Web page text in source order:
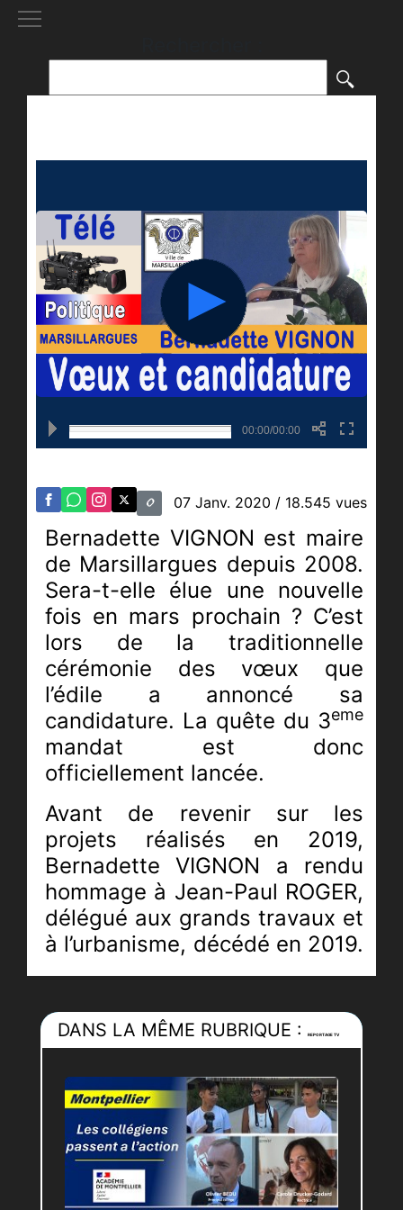
00:00/00:00
07 Janv. 2020 / 18.545 vues
Bernadette VIGNON est maire
de Marsillargues depuis 2008.
Sera-t-elle élue une nouvelle
fois en mars prochain ? C’est
lors de la traditionnelle
cérémonie des vœux que
l’édile a annoncé sa
candidature. La quête du 3eme
mandat est donc
officiellement lancée.
Avant de revenir sur les
projets réalisés en 2019,
Bernadette VIGNON a rendu
hommage à Jean-Paul ROGER,
délégué aux grands travaux et
à l’urbanisme, décédé en 2019.
Avec émotion elle en a dressé
Comme chaque année pour
village, un diaporama a été
projeté.L’on retiendra la
rénovation de l’Hôtel de Ville
et la réalisation d’une voie
verte menant jusqu’à Lunel et
DANS LA MÊME RUBRIQUE :REPORTAGE TV